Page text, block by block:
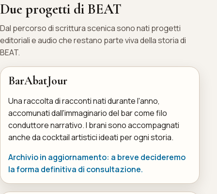
Due progetti di BEAT
Dal percorso di scrittura scenica sono nati progetti
editoriali e audio che restano parte viva della storia di
BEAT.
BarAbatJour
Una raccolta di racconti nati durante l'anno,
accomunati dall'immaginario del bar come filo
conduttore narrativo. I brani sono accompagnati
anche da cocktail artistici ideati per ogni storia.
Archivio in aggiornamento: a breve decideremo
la forma definitiva di consultazione.